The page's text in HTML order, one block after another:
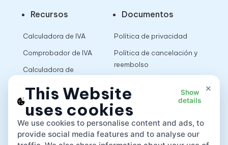
Recursos
Calculadora de IVA
Comprobador de IVA
Calculadora de
ventas
Documentos
Política de privacidad
Política de cancelación y
reembolso
App
×
This Website
uses cookies
Show
details
We use cookies to personalise content and ads, to
provide social media features and to analyse our